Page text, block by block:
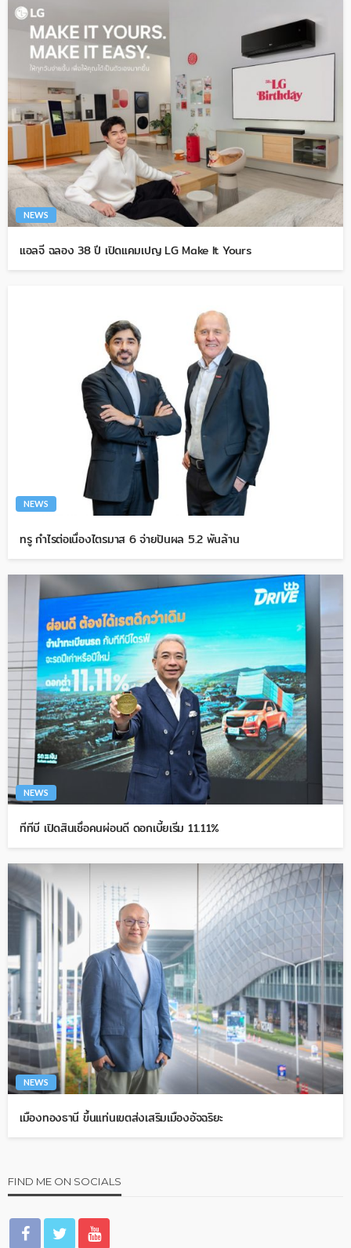
NEWS
แอลจี ฉลอง 38 ปี เปิดแคมเปญ LG Make It Yours
NEWS
ทรู กำไรต่อเนื่องไตรมาส 6 จ่ายปันผล 5.2 พันล้าน
NEWS
ทีทีบี เปิดสินเชื่อคนผ่อนดี ดอกเบี้ยเริ่ม 11.11%
NEWS
เมืองทองธานี ขึ้นแท่นเขตส่งเสริมเมืองอัจฉริยะ
FIND ME ON SOCIALS